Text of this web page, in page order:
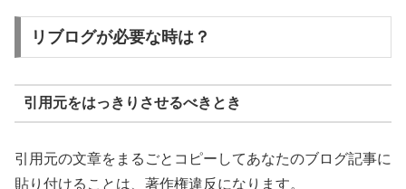
リブログが必要な時は？
引用元をはっきりさせるべきとき
引用元の文章をまるごとコピーしてあなたのブログ記事に
貼り付けることは、著作権違反になります。